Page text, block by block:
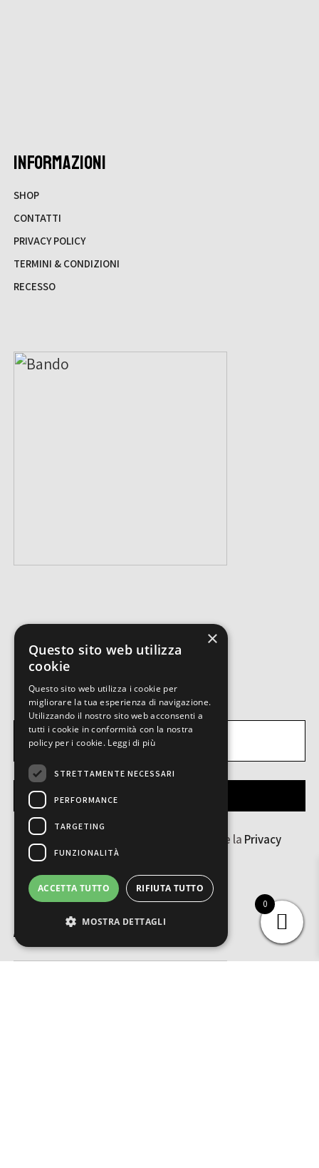
INFORMAZIONI
SHOP
CONTATTI
PRIVACY POLICY
TERMINI & CONDIZIONI
RECESSO
ISCRIVITI ALLA NEWSLETTER.
Ho letto e accetto i e la Privacy
Policy
ACQUISTA IN SICUREZZA
0
×
Questo sito web utilizza
cookie
Questo sito web utilizza i cookie per
migliorare la tua esperienza di navigazione.
Utilizzando il nostro sito web acconsenti a
tutti i cookie in conformità con la nostra
policy per i cookie. Leggi di più
STRETTAMENTE NECESSARI
PERFORMANCE
TARGETING
FUNZIONALITÀ
ACCETTA TUTTO RIFIUTA TUTTO
MOSTRA DETTAGLI